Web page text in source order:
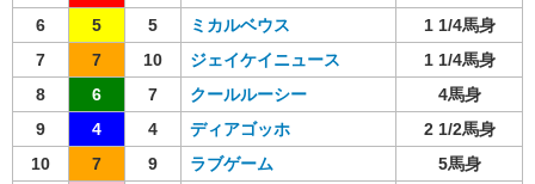
6
5 5 ミカルベウス
1 1/4馬身
7
7 10 ジェイケイニュース
1 1/4馬身
8
6 7 クールルーシー
4馬身
9
4 4 ディアゴッホ
2 1/2馬身
10
7 9 ラブゲーム
5馬身